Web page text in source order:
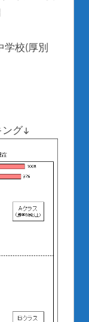
校(厚別
グ↓